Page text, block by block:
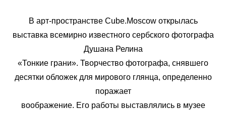
В арт-пространстве Cube.Moscow открылась
выставка всемирно известного сербского фотографа
Душана Релина
«Тонкие грани». Творчество фотографа, снявшего
десятки обложек для мирового глянца, определенно
поражает
воображение. Его работы выставлялись в музее